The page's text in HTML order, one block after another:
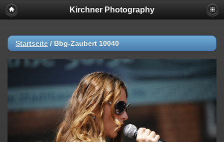
Kirchner Photography
Startseite / Bbg-Zaubert 10040